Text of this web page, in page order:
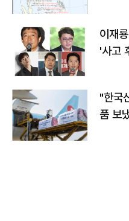
이재
'사고
"한국
품 보